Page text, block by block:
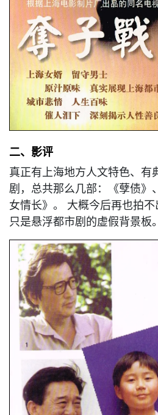
二、影评
真正有上海地方人文特色、有
剧，总共那么几部：《孽债》
女情长》。 大概今后再也拍不
只是悬浮都市剧的虚假背景板。